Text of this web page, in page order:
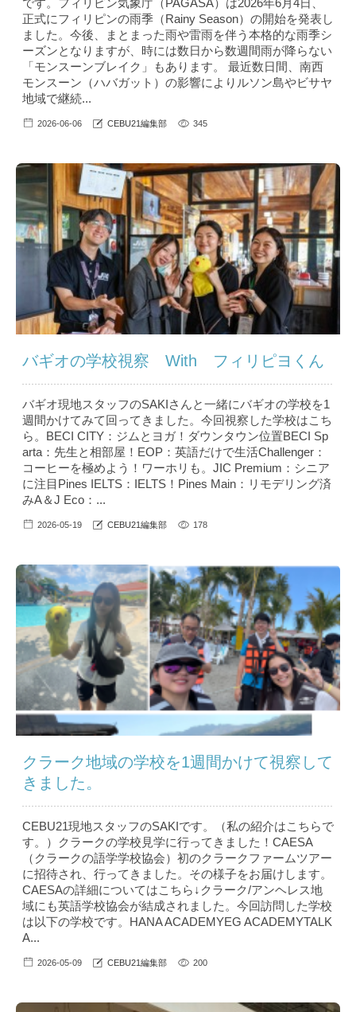
です。フィリピン気象庁（PAGASA）は2026年6月4日、
正式にフィリピンの雨季（Rainy Season）の開始を発表し
ました。今後、まとまった雨や雷雨を伴う本格的な雨季シ
ーズンとなりますが、時には数日から数週間雨が降らない
「モンスーンブレイク」もあります。 最近数日間、南西
モンスーン（ハバガット）の影響によりルソン島やビサヤ
地域で継続...
2026-06-06 CEBU21編集部 345
バギオの学校視察 With フィリピヨくん
バギオ現地スタッフのSAKIさんと一緒にバギオの学校を1
週間かけてみて回ってきました。今回視察した学校はこち
ら。BECI CITY：ジムとヨガ！ダウンタウン位置BECI Sp
arta：先生と相部屋！EOP：英語だけで生活Challenger：
コーヒーを極めよう！ワーホリも。JIC Premium：シニア
に注目Pines IELTS：IELTS！Pines Main：リモデリング済
みA＆J Eco：...
2026-05-19 CEBU21編集部 178
クラーク地域の学校を1週間かけて視察して
きました。
CEBU21現地スタッフのSAKIです。（私の紹介はこちら で
す。）クラークの学校見学に行ってきました！CAESA
（クラークの語学学校協会）初のクラークファームツアー
に招待され、行ってきました。その様子をお届けします。
CAESAの詳細についてはこちら↓クラーク/アンヘレス地
域にも英語学校協会が結成されました。今回訪問した学校
は以下の学校です。HANA ACADEMYEG ACADEMYTALK
A...
2026-05-09 CEBU21編集部 200